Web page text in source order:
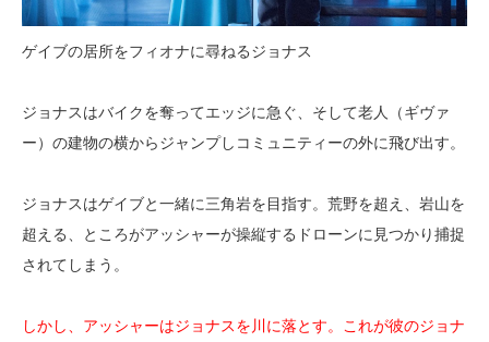
ゲイブの居所をフィオナに尋ねるジョナス
ジョナスはバイクを奪ってエッジに急ぐ、そして老人（ギヴァ
ー）の建物の横からジャンプしコミュニティーの外に飛び出す。
ジョナスはゲイブと一緒に三角岩を目指す。荒野を超え、岩山を
超える、ところがアッシャーが操縦するドローンに見つかり捕捉
されてしまう。
しかし、アッシャーはジョナスを川に落とす。これが彼のジョナ